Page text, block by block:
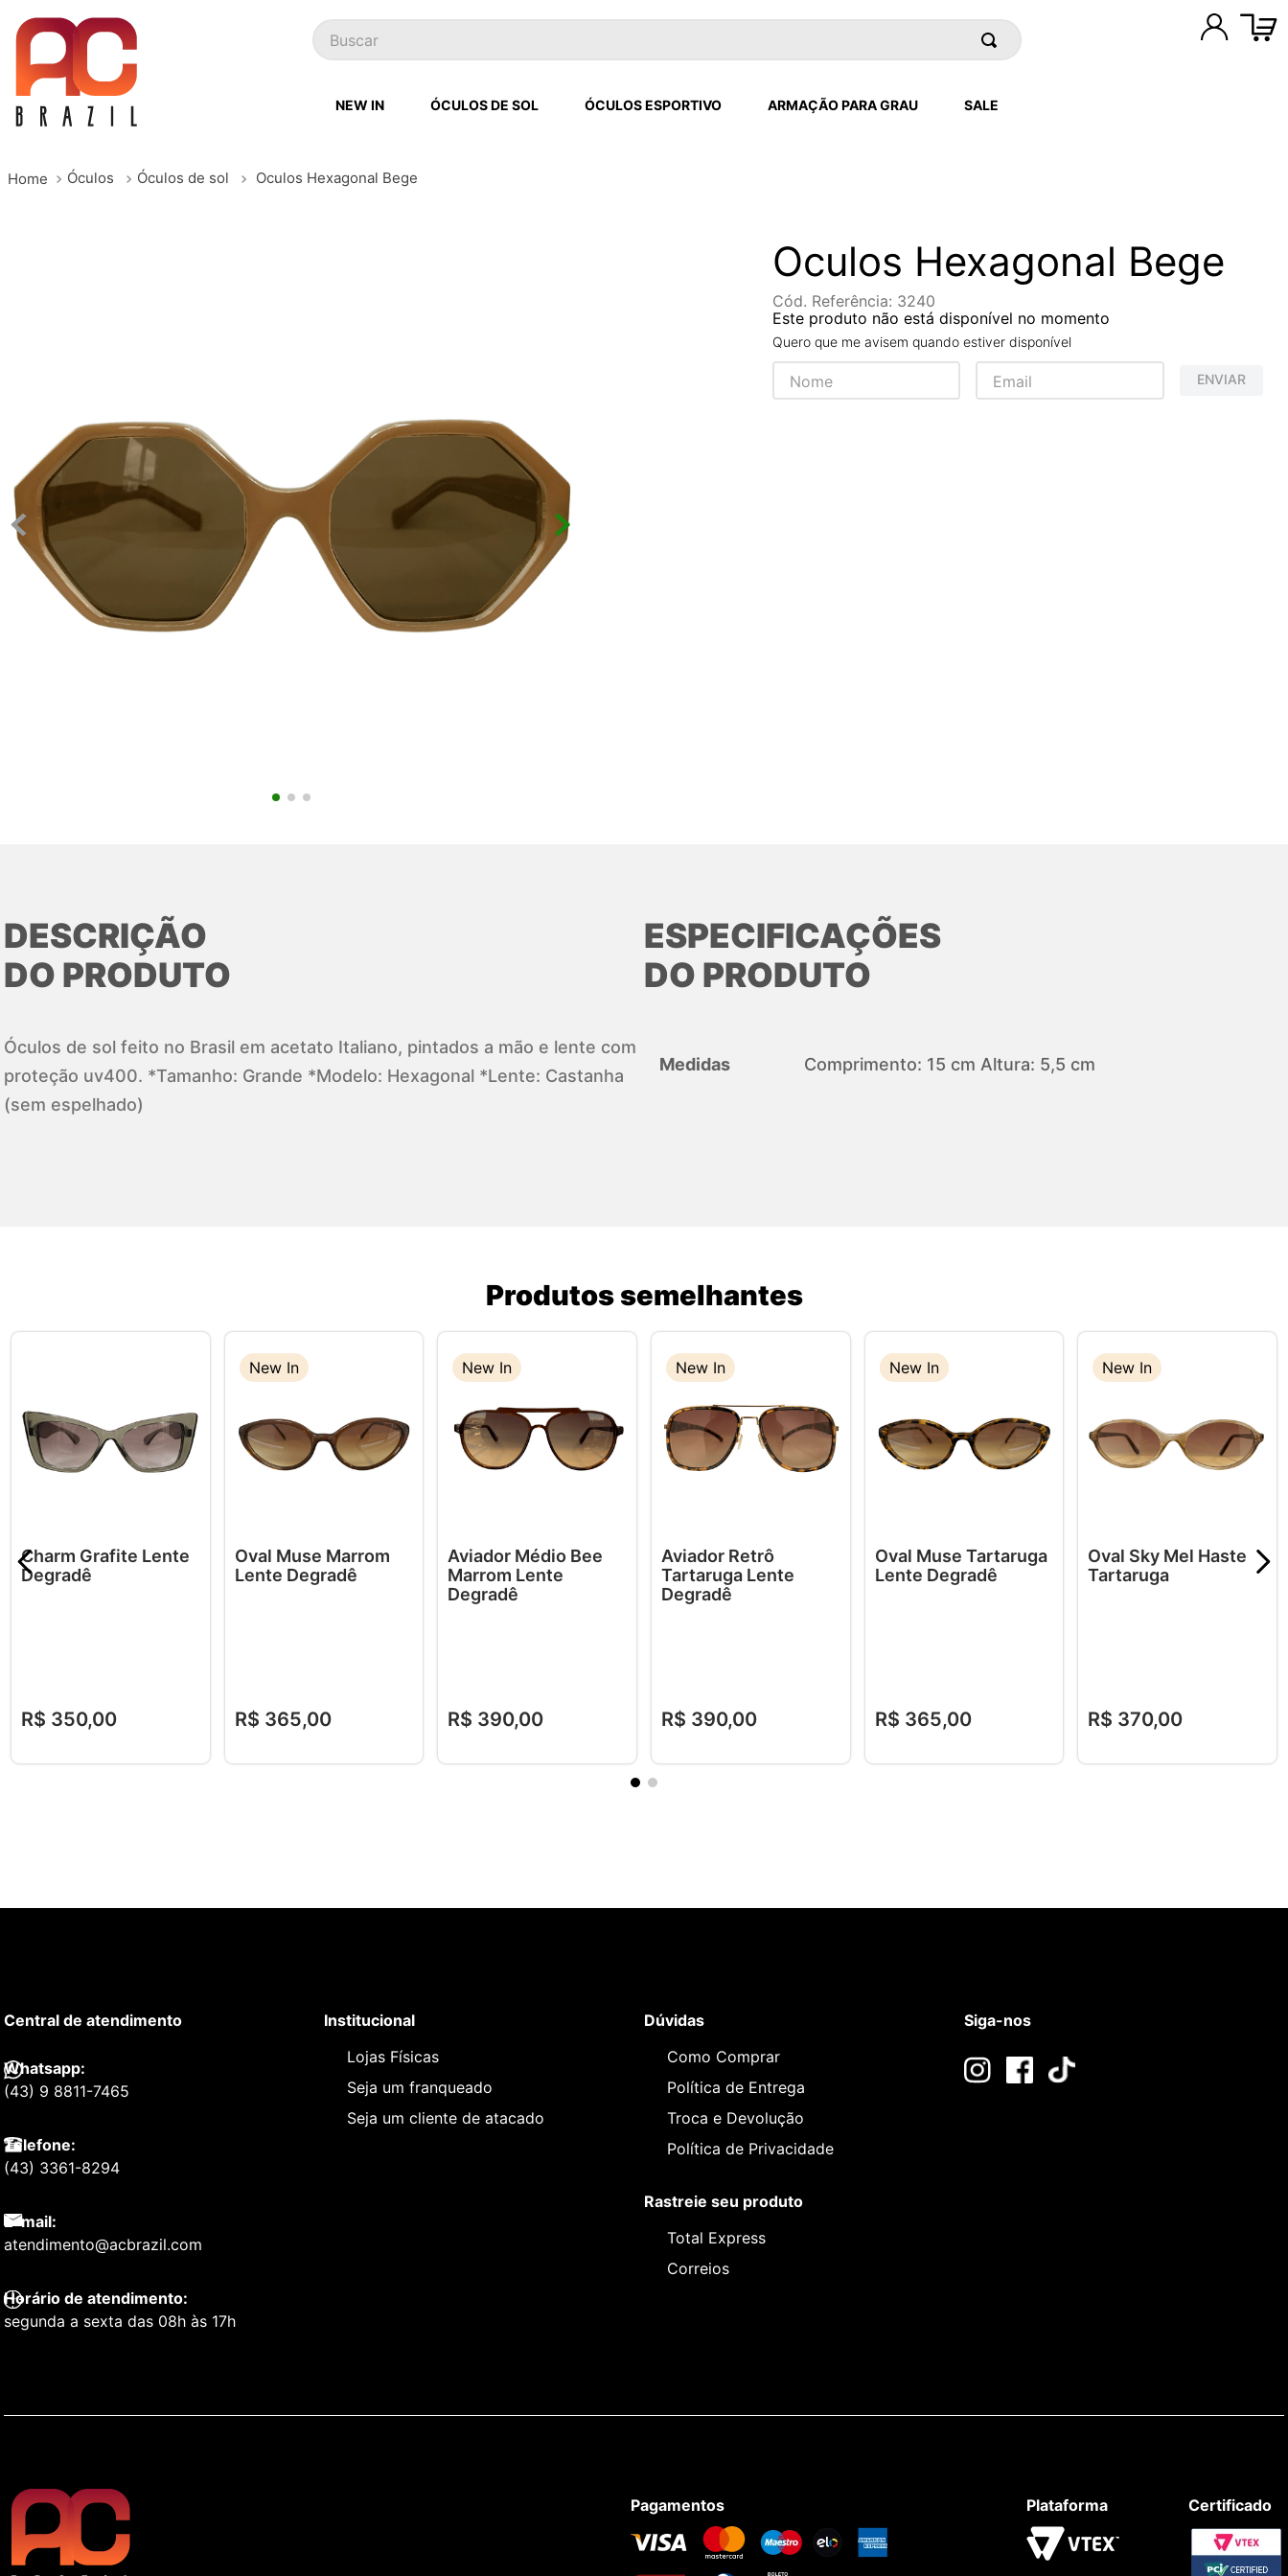
Buscar
NEW IN ÓCULOS DE SOL ÓCULOS ESPORTIVO ARMAÇÃO PARA GRAU SALE
Óculos Óculos de sol Oculos Hexagonal Bege
Oculos Hexagonal Bege
Cód. Referência: 3240
Este produto não está disponível no momento
Quero que me avisem quando estiver disponível
ENVIAR
DESCRIÇÃO
DO PRODUTO
Óculos de sol feito no Brasil em acetato Italiano, pintados a mão e lente com
proteção uv400. *Tamanho: Grande *Modelo: Hexagonal *Lente: Castanha
(sem espelhado)
ESPECIFICAÇÕES
DO PRODUTO
Medidas Comprimento: 15 cm Altura: 5,5 cm
Produtos semelhantes
Charm Grafite Lente
Degradê
R$ 350,00
New In
Oval Muse Marrom
Lente Degradê
R$ 365,00
New In
Aviador Médio Bee
Marrom Lente
Degradê
R$ 390,00
New In
Aviador Retrô
Tartaruga Lente
Degradê
R$ 390,00
New In
New In
Oval Muse Tartaruga
Lente Degradê
R$ 365,00
New In
Oval Sky Mel Haste
Tartaruga
R$ 370,00
Central de atendimento
Whatsapp:
(43) 9 8811-7465
Telefone:
(43) 3361-8294
E-mail:
atendimento@acbrazil.com
Horário de atendimento:
segunda a sexta das 08h às 17h
Institucional
Lojas Físicas
Seja um franqueado
Seja um cliente de atacado
Dúvidas
Como Comprar
Política de Entrega
Troca e Devolução
Política de Privacidade
Rastreie seu produto
Total Express
Correios
Siga-nos
Pagamentos Plataforma Certificado